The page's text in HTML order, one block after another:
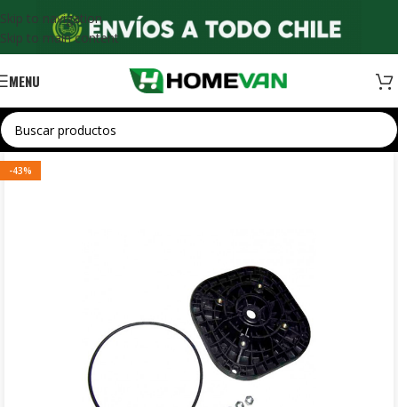
Skip to navigation
Skip to main content
MENU
-43%